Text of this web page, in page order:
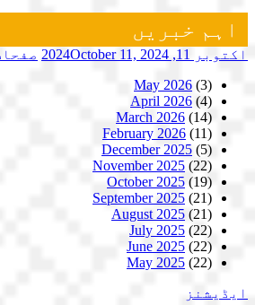
اہم خبریں
اکتوبر 11, 2024 October 11, 2024
May 2026 (3)
April 2026 (4)
March 2026 (14)
February 2026 (11)
December 2025 (5)
November 2025 (22)
October 2025 (19)
September 2025 (21)
August 2025 (21)
July 2025 (22)
June 2025 (22)
May 2025 (22)
ایڈیشنز